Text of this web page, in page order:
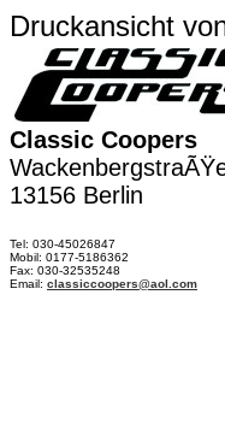
Druckansicht
Classic Coopers
13156 Berlin
Tel: 030-45026847
Mobil: 0177-5186362
Fax: 030-32535248
Email: classiccoopers@aol.com